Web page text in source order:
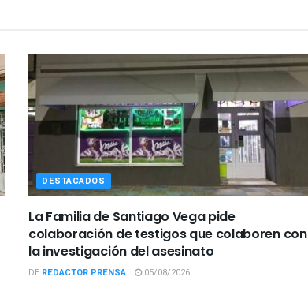
DESTACADOS
La Familia de Santiago Vega pide
colaboración de testigos que colaboren con
la investigación del asesinato
DE REDACTOR PRENSA 05/08/2026